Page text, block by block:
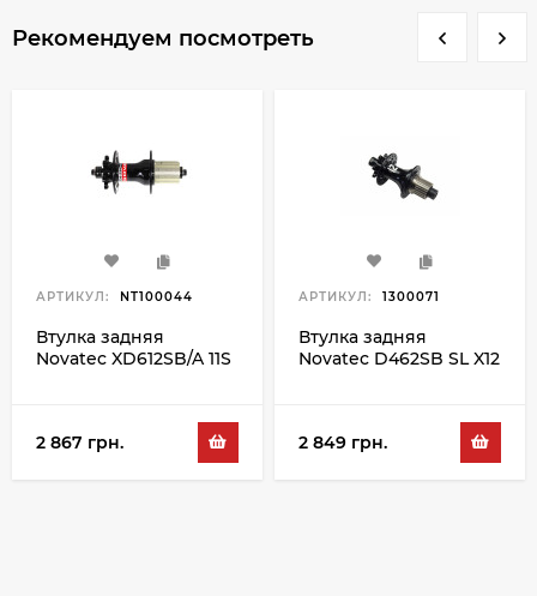
Рекомендуем посмотреть
АРТИКУЛ: NT100044
Втулка задняя
Novatec XD612SB/A 11S
2 867 грн.
АРТИКУЛ: 1300071
Втулка задняя
Novatec D462SB SL X12
2 849 грн.